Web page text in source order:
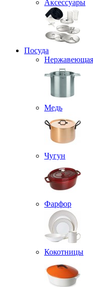
Аксессуары
Посуда
Нержавеющая
Медь
Чугун
Фарфор
Кокотницы